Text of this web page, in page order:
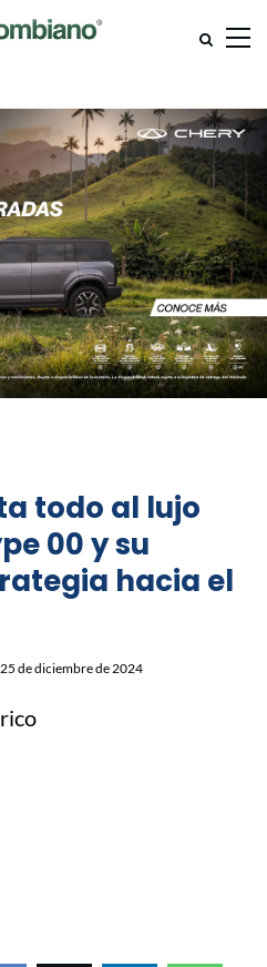
todo al lujo
00 y su
hacia el
25 de diciembre de 2024